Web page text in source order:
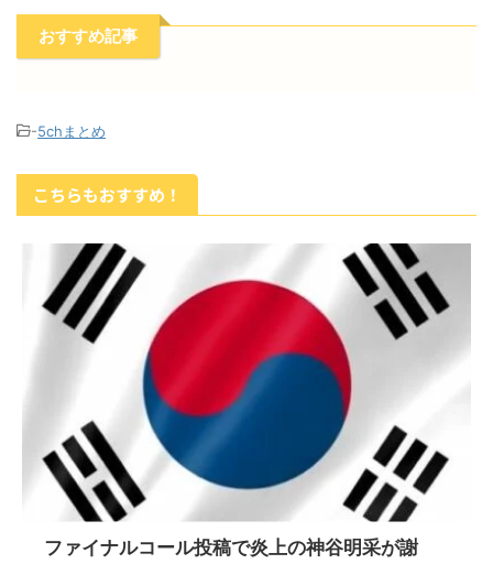
おすすめ記事
-5chまとめ
こちらもおすすめ！
ファイナルコール投稿で炎上の神谷明采が謝